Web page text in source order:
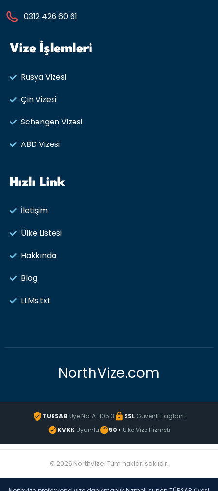
0312 426 60 61
Vize İşlemleri
Rusya Vizesi​
Çin Vizesi
Schengen Vizesi
ABD Vizesi
Hızlı Link
İletişim
Ülke Listesi
Hakkında
Blog
LLMs.txt
NorthVize.com
TURSAB Uye No: A-10513 SSLGuvenli Baglanti
KVKK Uyumlu 50+ Ulke Vize Hizmeti
© 2026 NorthVize. Tüm hakları saklıdır.